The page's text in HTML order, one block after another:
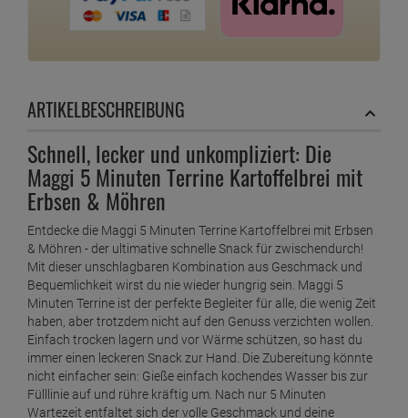
ARTIKELBESCHREIBUNG
Schnell, lecker und unkompliziert: Die
Maggi 5 Minuten Terrine Kartoffelbrei mit
Erbsen & Möhren
Entdecke die Maggi 5 Minuten Terrine Kartoffelbrei mit Erbsen
& Möhren - der ultimative schnelle Snack für zwischendurch!
Mit dieser unschlagbaren Kombination aus Geschmack und
Bequemlichkeit wirst du nie wieder hungrig sein. Maggi 5
Minuten Terrine ist der perfekte Begleiter für alle, die wenig Zeit
haben, aber trotzdem nicht auf den Genuss verzichten wollen.
Einfach trocken lagern und vor Wärme schützen, so hast du
immer einen leckeren Snack zur Hand. Die Zubereitung könnte
nicht einfacher sein: Gieße einfach kochendes Wasser bis zur
Fülllinie auf und rühre kräftig um. Nach nur 5 Minuten
Wartezeit entfaltet sich der volle Geschmack und deine